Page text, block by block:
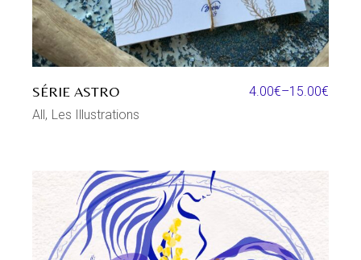
SÉRIE ASTRO 4.00€–15.00€
All
Les Illustrations